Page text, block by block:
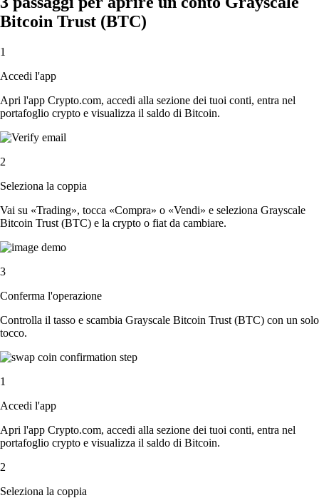
Bitcoin Trust (BTC)
1
Accedi l'app
Apri l'app Crypto.com, accedi alla sezione dei tuoi conti, entra nel
portafoglio crypto e visualizza il saldo di Bitcoin.
2
Seleziona la coppia
Vai su «Trading», tocca «Compra» o «Vendi» e seleziona Grayscale
Bitcoin Trust (BTC) e la crypto o fiat da cambiare.
3
Conferma l'operazione
Controlla il tasso e scambia Grayscale Bitcoin Trust (BTC) con un solo
tocco.
1
Accedi l'app
Apri l'app Crypto.com, accedi alla sezione dei tuoi conti, entra nel
portafoglio crypto e visualizza il saldo di Bitcoin.
2
Seleziona la coppia